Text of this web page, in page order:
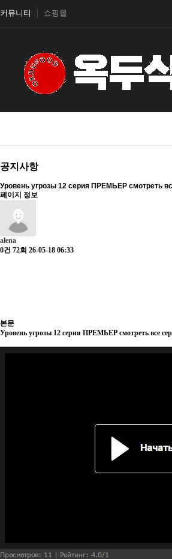
커뮤니티 쇼핑몰
공지사항
Уровень угрозы 12 серия ПРЕМЬЕР смотреть
페이지 정보
alena
0건 72회 26-05-18 06:33
본문
Уровень угрозы 12 серия ПРЕМЬЕР смотреть все